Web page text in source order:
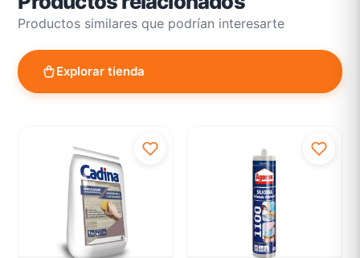
Productos similares que podrían interesarte
Explorar tienda